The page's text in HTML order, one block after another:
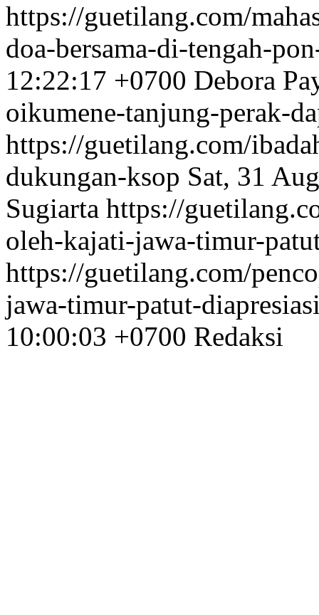
https://guetilang.com/
doa-bersama-di-tengah-
12:22:17 +0700 Debora
oikumene-tanjung-perak-
https://guetilang.com/
dukungan-ksop Sat, 31
Sugiarta https://
oleh-kajati-jawa-timur-
https://guetilang.com/
jawa-timur-patut-
10:00:03 +0700 Redaksi